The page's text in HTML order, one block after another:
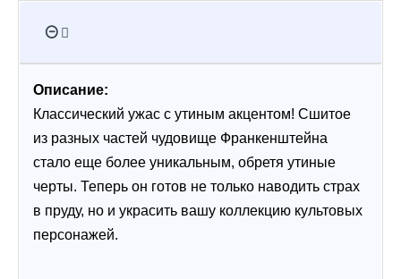
Описание:
Классический ужас с утиным акцентом! Сшитое
из разных частей чудовище Франкенштейна
стало еще более уникальным, обретя утиные
черты. Теперь он готов не только наводить страх
в пруду, но и украсить вашу коллекцию культовых
персонажей.